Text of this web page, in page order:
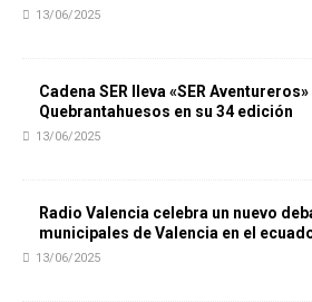
13/06/2025
Cadena SER lleva «SER
Quebrantahuesos en su 34 edición
13/06/2025
Radio Valencia celebra un nuevo
municipales de Valencia en el
13/06/2025